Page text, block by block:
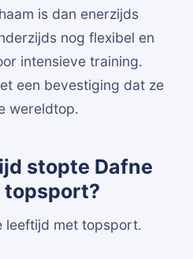
is dan enerzijds
nog flexibel en
intensieve training.
een bevestiging dat ze
wereldtop.
stopte Dafne
topsport?
leeftijd met topsport.